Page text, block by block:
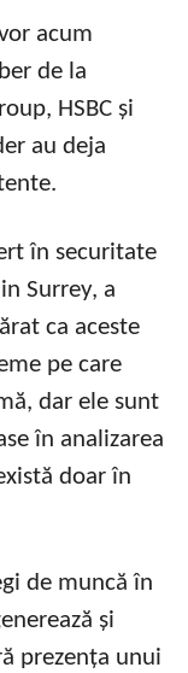
acum
de la
HSBC și
au deja
în securitate
Surrey, a
ca aceste
pe care
dar ele sunt
în analizarea
doar în
de muncă în
și
prezența unui